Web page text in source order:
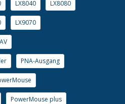
LX8040 LX8080
LX9070
PNA-Ausgang
PowerMouse plus